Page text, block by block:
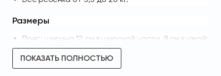
Размеры
Пояс: ширина 12 см в широкой части, 9 см в узкой;
длина 79-147 см; толщина 1 см.
Спинка: ширина: 33 см; высота 32 см (спинка
ПОКАЗАТЬ ПОЛНОСТЬЮ